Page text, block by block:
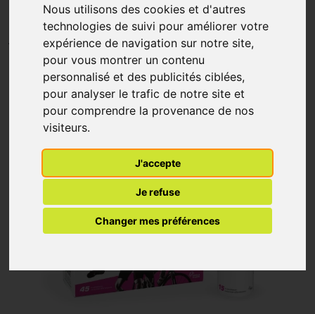
Nous utilisons des cookies et d'autres
technologies de suivi pour améliorer votre
expérience de navigation sur notre site,
pour vous montrer un contenu
personnalisé et des publicités ciblées,
pour analyser le trafic de notre site et
pour comprendre la provenance de nos
visiteurs.
J'accepte
Je refuse
Changer mes préférences
3x15
ETIXX